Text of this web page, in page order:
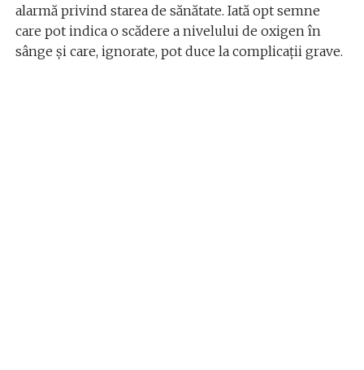
alarmă privind starea de sănătate. Iată opt semne
care pot indica o scădere a nivelului de oxigen în
sânge și care, ignorate, pot duce la complicații grave.